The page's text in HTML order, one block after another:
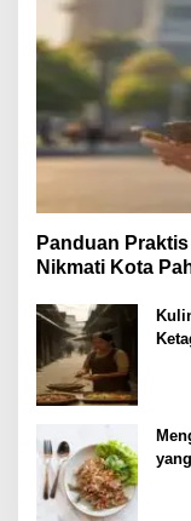
Panduan
Nikmati Kota